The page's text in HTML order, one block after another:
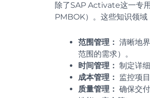
除了SAP Activate这一专
PMBOK）。这些知识领域
范围管理： 清晰地
范围的需求）。
时间管理： 制定详
成本管理： 监控项
质量管理： 确保交